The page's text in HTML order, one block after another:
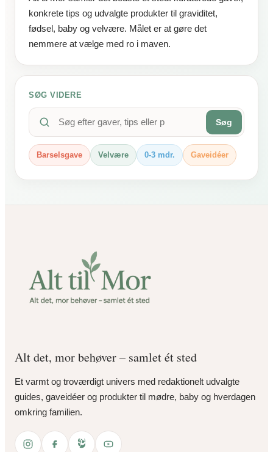
konkrete tips og udvalgte produkter til graviditet,
fødsel, baby og velvære. Målet er at gøre det
nemmere at vælge med ro i maven.
SØG VIDERE
Søg
Barselsgave Velvære 0-3 mdr. Gaveidéer
Alt det, mor behøver – samlet ét sted
Et varmt og troværdigt univers med redaktionelt udvalgte
guides, gaveidéer og produkter til mødre, baby og hverdagen
omkring familien.